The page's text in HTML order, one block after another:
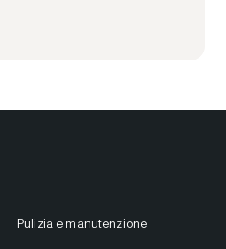
Pulizia e manutenzione